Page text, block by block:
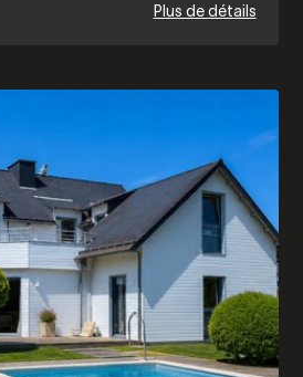
Plus de détails